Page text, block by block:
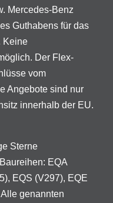
Mercedes-Benz
Guthabens für das
Keine
Der Flex-
vom
Angebote sind nur
innerhalb der EU.
Sterne
EQA
EQS (V297), EQE
genannten